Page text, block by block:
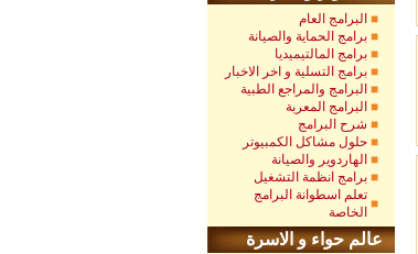
البرامج العام
برامج الحماية والصيانة
برامج المالتيميديا
برامج التسلية و اخر الاخبار
البرامج والمراجع الطبية
البرامج المعربة
شرح البرامج
حلول مشاكل الكمبيوتر
الهاردوير والصيانة
برامج انظمة التشغيل
تعلم اسطوانة البرامج
الخاصة
عالم حواء و الاسرة